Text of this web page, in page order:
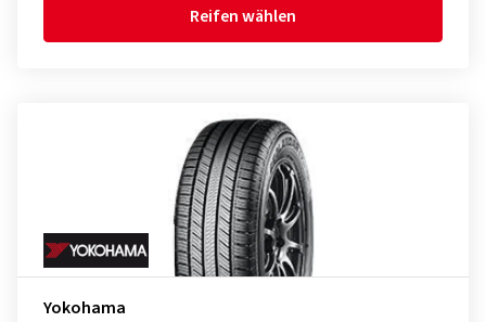
Reifen wählen
Yokohama